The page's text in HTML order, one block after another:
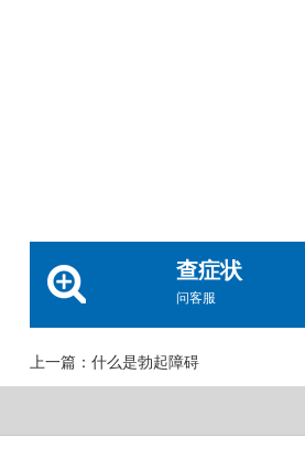
查症状
问客服
上一篇： 什么是勃起障碍